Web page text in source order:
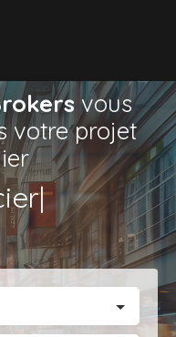
vous
votre projet
|